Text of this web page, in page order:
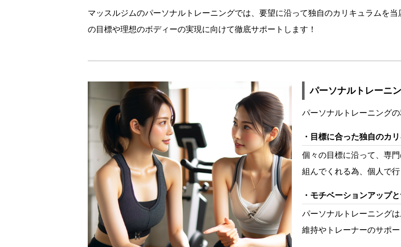
マッスルジムのパーソナルトレーニングでは、要望に沿って独自のカリキュラムを
の目標や理想のボディーの実現に向けて徹底サポートします！
パーソナルトレーニ
パーソナルトレーニング
目標に合った独自のカ
個々の目標に沿って、専
組んでくれる為、個人で
モチベーションアップ
パーソナルトレーニング
維持やトレーナーのサポ